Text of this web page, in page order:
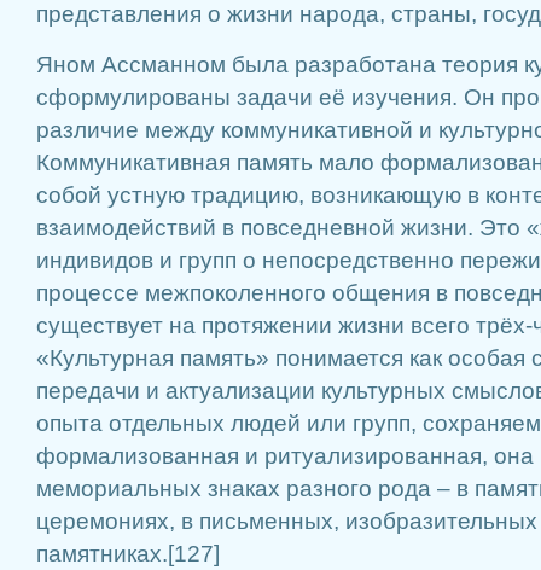
представления о жизни народа, страны,
Яном Ассманном была разработана теория
сформулированы задачи её изучения. Он
различие между коммуникативной и
Коммуникативная память мало
собой устную традицию, возникающую в
взаимодействий в повседневной жизни. Это
индивидов и групп о непосредственно
процессе межпоколенного общения в
существует на протяжении жизни всего
«Культурная память» понимается как
передачи и актуализации культурных
опыта отдельных людей или групп,
формализованная и ритуализированная, она
мемориальных знаках разного рода – в
церемониях, в письменных,
памятниках.[127]